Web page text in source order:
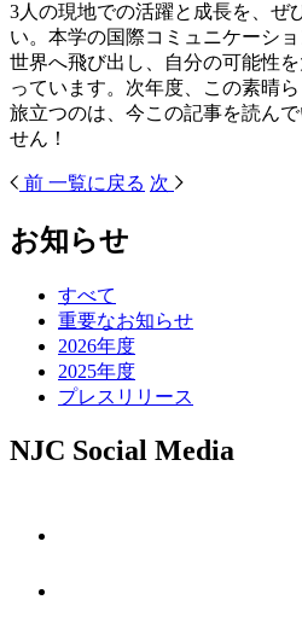
3人の現地での活躍と成長を、ぜ
い。本学の国際コミュニケーシ
世界へ飛び出し、自分の可能性
っています。次年度、この素晴
旅立つのは、今この記事を読ん
せん！
前 一覧に戻る 次
お知らせ
すべて
重要なお知らせ
2026年度
2025年度
プレスリリース
NJC Social Media